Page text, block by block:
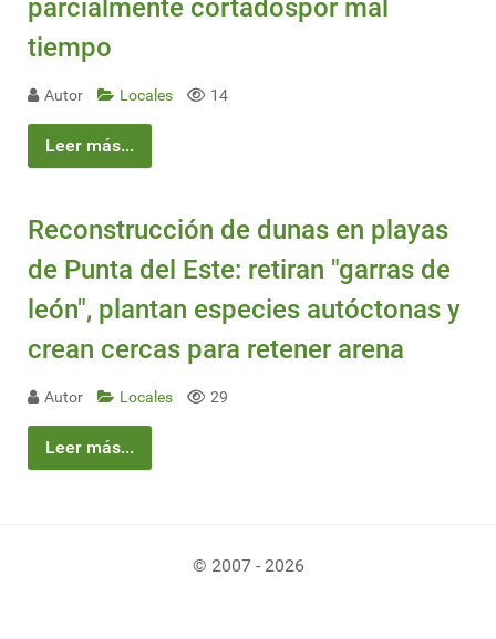
parcialmente cortadospor mal
tiempo
Autor Locales 14
Leer más...
Reconstrucción de dunas en playas
de Punta del Este: retiran "garras de
león", plantan especies autóctonas y
crean cercas para retener arena
Autor Locales 29
Leer más...
© 2007 - 2026